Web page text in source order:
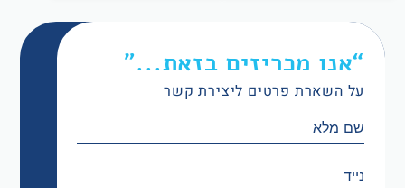
“אנו מכריזים בזאת...”
על השארת פרטים ליצירת קשר